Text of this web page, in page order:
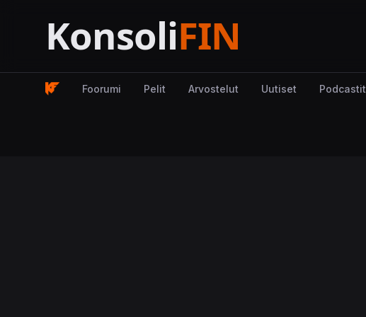
Foorumi Pelit Arvostelut Uutiset Podcastit